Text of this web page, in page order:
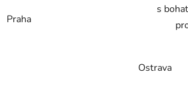
Praha
s
Ostrava